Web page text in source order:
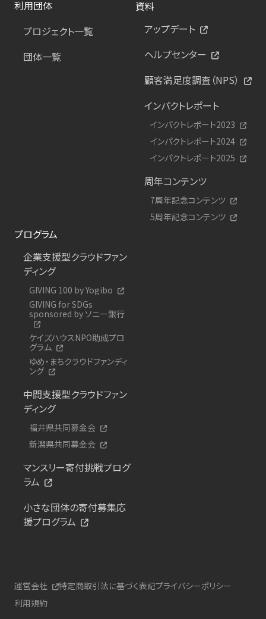
利用団体
プロジェクト一覧
団体一覧
資料
アップデート
ヘルプセンター
顧客満足度調査（NPS）
インパクトレポート
インパクトレポート2023
インパクトレポート2024
インパクトレポート2025
周年コンテンツ
7周年記念コンテンツ
5周年記念コンテンツ
プログラム
企業支援型クラウドファン
ディング
GIVING 100 by Yogibo
GIVING for SDGs
sponsored by ソニー銀行
ケイズハウスNPO助成プロ
グラム
ゆめ・まちクラウドファンディ
ング
中間支援型クラウドファン
ディング
福井県共同募金会
新潟県共同募金会
マンスリー寄付挑戦プログ
ラム
小さな団体の寄付募集応
援プログラム
運営会社 特定商取引法に基づく表記プライバシーポリシー
利用規約